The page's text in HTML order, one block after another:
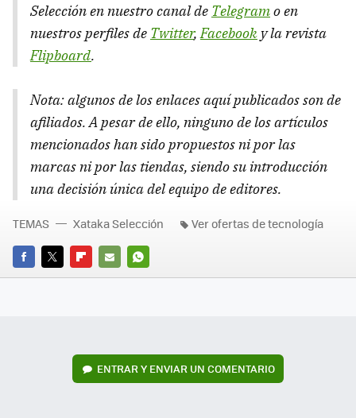
Selección en nuestro canal de Telegramo en
nuestros perfiles de Twitter, Facebook y la revista
Flipboard.
Nota: algunos de los enlaces aquí publicados son de
afiliados. A pesar de ello, ninguno de los artículos
mencionados han sido propuestos ni por las
marcas ni por las tiendas, siendo su introducción
una decisión única del equipo de editores.
FACEBOOK
TWITTERFLIPBOARD
E-
WHATSAPP
TEMAS Xataka Selección Ver ofertas de tecnología
ENTRAR Y ENVIAR UN COMENTARIO